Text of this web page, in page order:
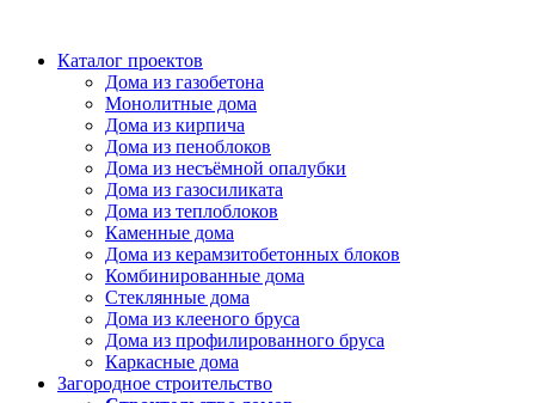
Каталог проектов
Дома из газобетона
Монолитные дома
Дома из кирпича
Дома из пеноблоков
Дома из несъёмной опалубки
Дома из газосиликата
Дома из теплоблоков
Каменные дома
Дома из керамзитобетонных блоков
Комбинированные дома
Стеклянные дома
Дома из клееного бруса
Дома из профилированного бруса
Каркасные дома
Загородное строительство